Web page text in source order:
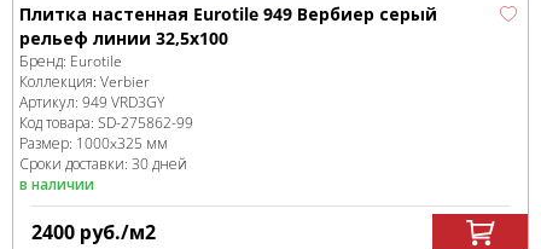
Плитка настенная Eurotile 949 Вербиер серый
рельеф линии 32,5х100
Бренд: Eurotile
Коллекция: Verbier
Артикул: 949 VRD3GY
Код товара: SD-275862-99
Размер: 1000x325 мм
Сроки доставки: 30 дней
в наличии
2400 руб./м2